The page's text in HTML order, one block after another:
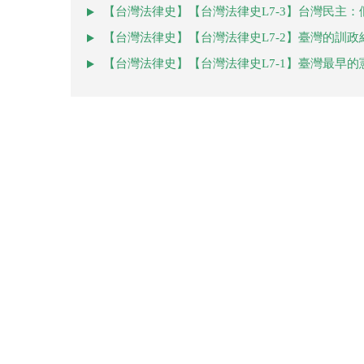
【台灣法律史】【台灣法律史L7-3】台灣民主
【台灣法律史】【台灣法律史L7-2】臺灣的訓
【台灣法律史】【台灣法律史L7-1】臺灣最早